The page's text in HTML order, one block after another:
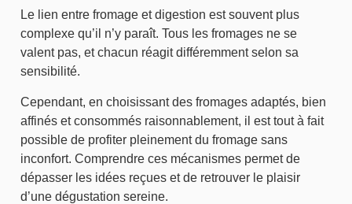
Le lien entre fromage et digestion est souvent plus
complexe qu’il n’y paraît. Tous les fromages ne se
valent pas, et chacun réagit différemment selon sa
sensibilité.
Cependant, en choisissant des fromages adaptés, bien
affinés et consommés raisonnablement, il est tout à fait
possible de profiter pleinement du fromage sans
inconfort. Comprendre ces mécanismes permet de
dépasser les idées reçues et de retrouver le plaisir
d’une dégustation sereine.